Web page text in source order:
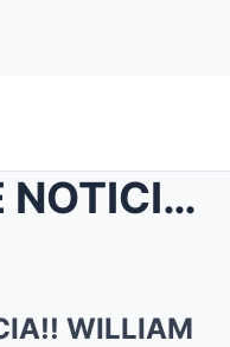
LAMENTABLE NOTICIA!! WILLIAM VINASCO DE LUT0 POR D...
WILLIAM